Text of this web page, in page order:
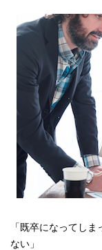
「既卒になってし
ない」